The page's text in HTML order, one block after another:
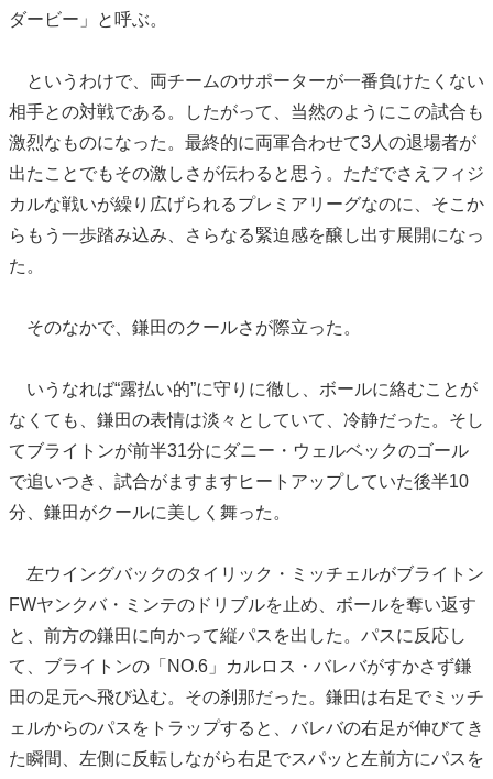
ダービー」と呼ぶ。
というわけで、両チームのサポーターが一番負けたくない
相手との対戦である。したがって、当然のようにこの試合も
激烈なものになった。最終的に両軍合わせて3人の退場者が
出たことでもその激しさが伝わると思う。ただでさえフィジ
カルな戦いが繰り広げられるプレミアリーグなのに、そこか
らもう一歩踏み込み、さらなる緊迫感を醸し出す展開になっ
た。
そのなかで、鎌田のクールさが際立った。
いうなれば“露払い的”に守りに徹し、ボールに絡むことが
なくても、鎌田の表情は淡々としていて、冷静だった。そし
てブライトンが前半31分にダニー・ウェルベックのゴール
で追いつき、試合がますますヒートアップしていた後半10
分、鎌田がクールに美しく舞った。
左ウイングバックのタイリック・ミッチェルがブライトン
FWヤンクバ・ミンテのドリブルを止め、ボールを奪い返す
と、前方の鎌田に向かって縦パスを出した。パスに反応し
て、ブライトンの「NO.6」カルロス・バレバがすかさず鎌
田の足元へ飛び込む。その刹那だった。鎌田は右足でミッチ
ェルからのパスをトラップすると、バレバの右足が伸びてき
た瞬間、左側に反転しながら右足でスパッと左前方にパスを